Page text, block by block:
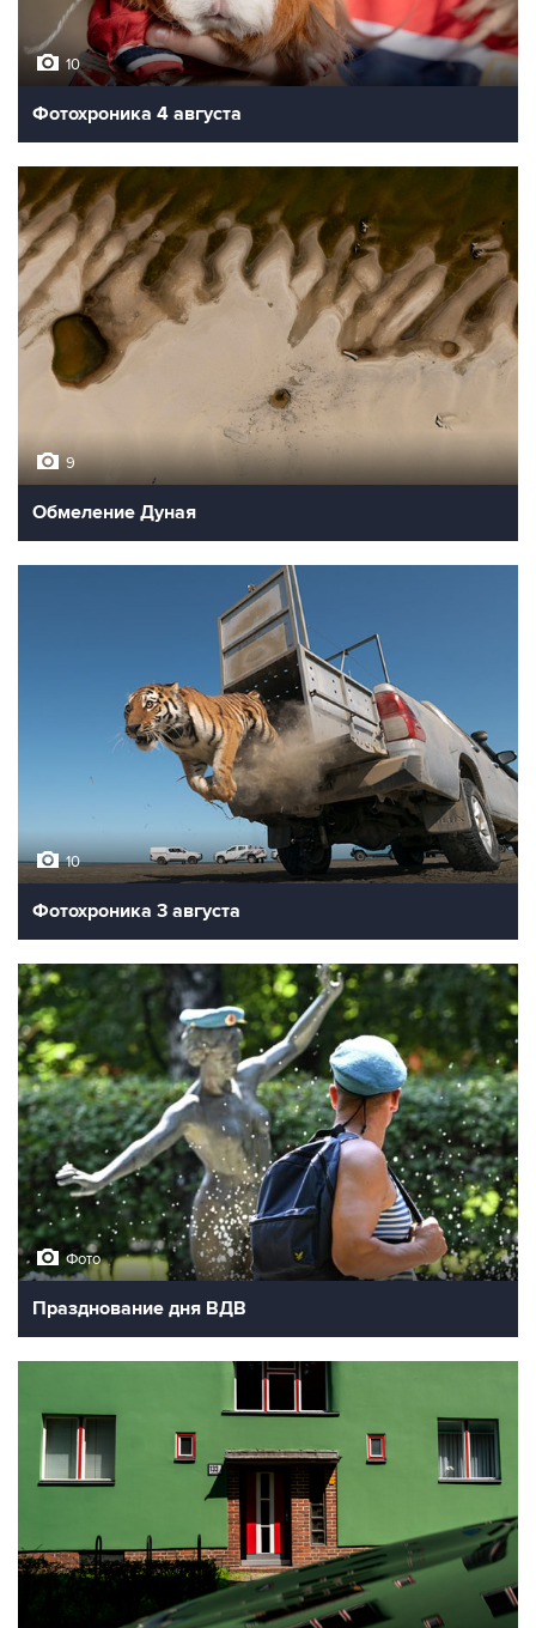
10
Фотохроника 4 августа
9
Обмеление Дуная
10
Фотохроника 3 августа
Фото
Празднование дня ВДВ